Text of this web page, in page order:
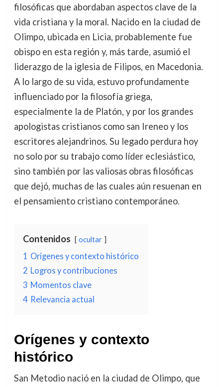
filosóficas que abordaban aspectos clave de la
vida cristiana y la moral. Nacido en la ciudad de
Olimpo, ubicada en Licia, probablemente fue
obispo en esta región y, más tarde, asumió el
liderazgo de la iglesia de Filipos, en Macedonia.
A lo largo de su vida, estuvo profundamente
influenciado por la filosofía griega,
especialmente la de Platón, y por los grandes
apologistas cristianos como san Ireneo y los
escritores alejandrinos. Su legado perdura hoy
no solo por su trabajo como líder eclesiástico,
sino también por las valiosas obras filosóficas
que dejó, muchas de las cuales aún resuenan en
el pensamiento cristiano contemporáneo.
Contenidos ocultar
1 Orígenes y contexto histórico
2 Logros y contribuciones
3 Momentos clave
4 Relevancia actual
Orígenes y contexto
histórico
San Metodio nació en la ciudad de Olimpo, que